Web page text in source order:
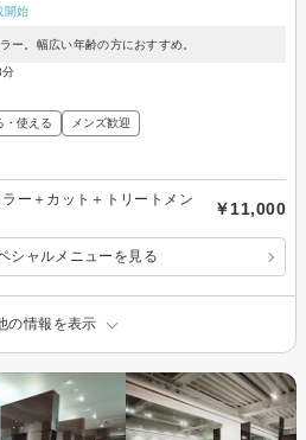
開始
ー。幅広い年齢の方におすすめ。
分
・使える メンズ歓迎
ラー＋カット＋トリートメン
￥11,000
シャルメニューを見る
の情報を表示